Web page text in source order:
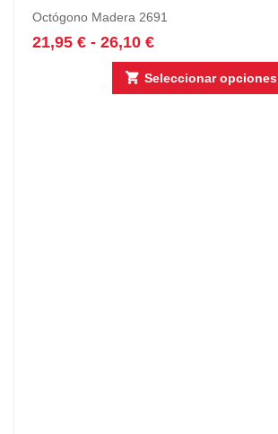
Octógono Madera 2691
21,95 € - 26,10 €
Seleccionar opciones